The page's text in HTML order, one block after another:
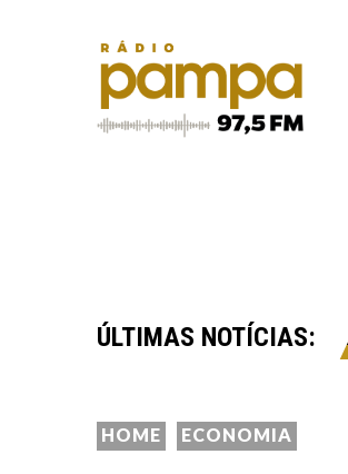
ÚLTIMAS NOTÍCIAS:
TEMPORAL INTENSO E
HOME ECONOMIA